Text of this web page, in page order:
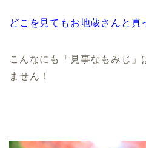
どこを見てもお地蔵さんと真
こんなにも「見事なもみじ」
ません！